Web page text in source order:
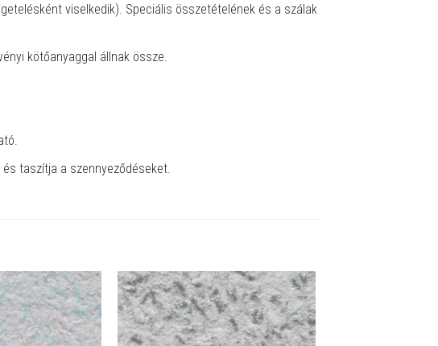
viselkedik). Speciális összetételének és a szálak
kötőanyaggal állnak össze.
taszítja a szennyeződéseket.